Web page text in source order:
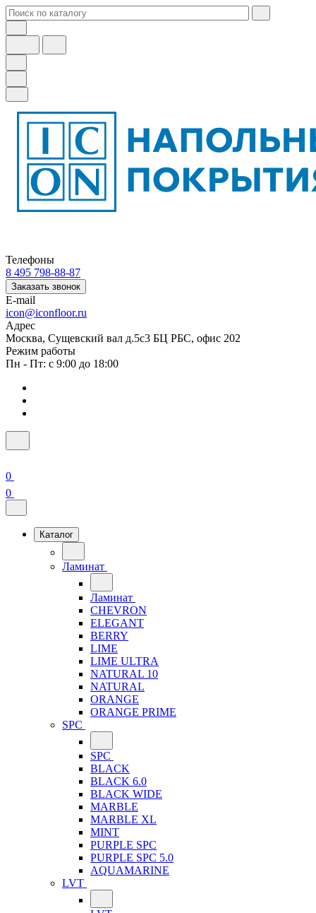
Телефоны
8 495 798-88-87
Заказать звонок
E-mail
icon@iconfloor.ru
Адрес
Москва, Сущевский вал д.5с3 БЦ РБС, офис 202
Режим работы
Пн - Пт: с 9:00 до 18:00
0
0
Каталог
Ламинат
Ламинат
CHEVRON
ELEGANT
BERRY
LIME
LIME ULTRA
NATURAL 10
NATURAL
ORANGE
ORANGE PRIME
SPC
SPC
BLACK
BLACK 6.0
BLACK WIDE
MARBLE
MARBLE XL
MINT
PURPLE SPC
PURPLE SPC 5.0
AQUAMARINE
LVT